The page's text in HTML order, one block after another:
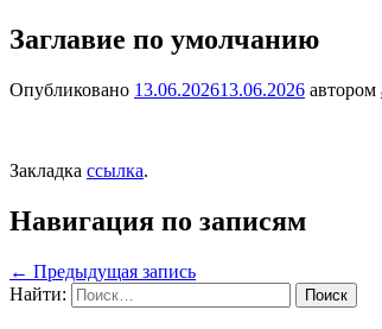
Заглавие по умолчанию
Опубликовано 13.06.202613.06.2026 автором
Закладка ссылка.
Навигация по записям
← Предыдущая запись
Найти: